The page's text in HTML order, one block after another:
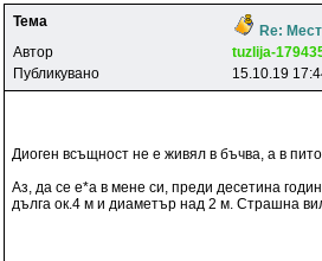
Тема
Re:
Автор
tuzlija-
Публикувано
15.10.19
Диоген всъщност не е живял в бъчва, а в
Аз, да се е*а в мене си, преди десетина
дълга ок.4 м и диаметър над 2 м. Страшна